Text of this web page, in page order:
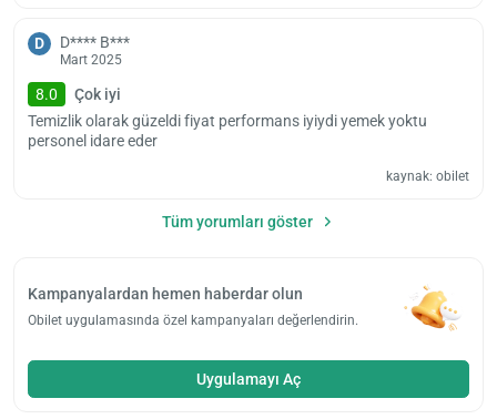
yapabiliyorsunuz. Otel, evcil hayvanları kabul etmiyor.
D D**** B***
Mart 2025
8.0
Çok iyi
Temizlik olarak güzeldi fiyat performans iyiydi yemek yoktu
personel idare eder
kaynak: obilet
Tüm yorumları göster
Kampanyalardan hemen haberdar olun
Obilet uygulamasında özel kampanyaları değerlendirin.
Uygulamayı Aç